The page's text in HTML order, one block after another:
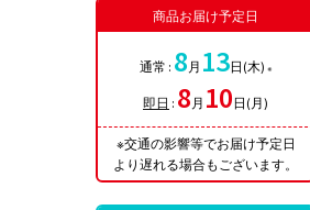
商品お届け予定日
通常 : 8 月 13日(木) ※
即日 : 8 月 10 日(月)
※交通の影響等でお届け予定日
より遅れる場合もございます。